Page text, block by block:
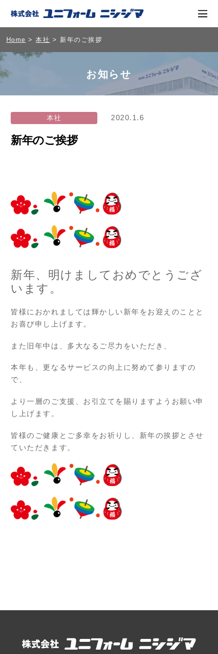
Home >本社 > 新年のご挨拶
お知らせ
本社 2020.1.6
新年のご挨拶
新年、明けましておめでとうござ
います。
皆様におかれましては輝かしい新年をお迎えのことと
お喜び申し上げます。
また旧年中は、多大なるご尽力をいただき、
本年も、更なるサービスの向上に努めて参りますの
で、
より一層のご支援、お引立てを賜りますようお願い申
し上げます。
皆様のご健康とご多幸をお祈りし、新年の挨拶とさせ
ていただきます。